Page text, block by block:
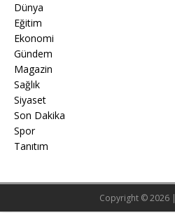
Dünya
Eğitim
Ekonomi
Gündem
Magazin
Sağlık
Siyaset
Son Dakika
Spor
Tanıtım
Copyright © 2026 |